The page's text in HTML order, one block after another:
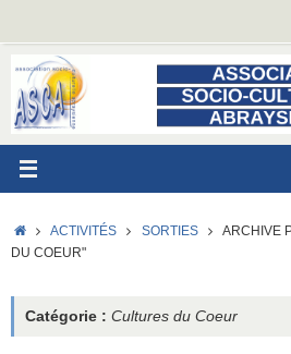
contenu
ACCUEIL
ACTIVITÉS SORTIES
ARCHIVE
DU COEUR"
Catégorie : Cultures du Coeur